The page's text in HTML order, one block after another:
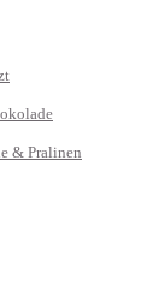
& Pralinen